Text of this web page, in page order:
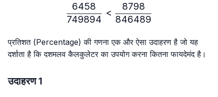
\frac{6458}{749894} <
749894
6458
<
846489
8798
प्रतिशत (Percentage) की गणना एक और ऐसा उदाहरण है जो यह
दर्शाता है कि दशमलव कैलकुलेटर का उपयोग करना कितना फायदेमंद है।
उदाहरण 1